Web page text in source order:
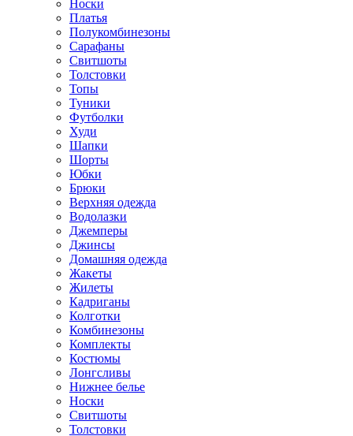
Носки
Платья
Полукомбинезоны
Сарафаны
Свитшоты
Толстовки
Топы
Туники
Футболки
Худи
Шапки
Шорты
Юбки
Брюки
Верхняя одежда
Водолазки
Джемперы
Джинсы
Домашняя одежда
Жакеты
Жилеты
Кадриганы
Колготки
Комбинезоны
Комплекты
Костюмы
Лонгсливы
Нижнее белье
Носки
Свитшоты
Толстовки